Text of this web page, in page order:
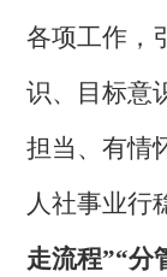
各项工作，
识、目标意
担当、有情
人社事业行
走流程”“分